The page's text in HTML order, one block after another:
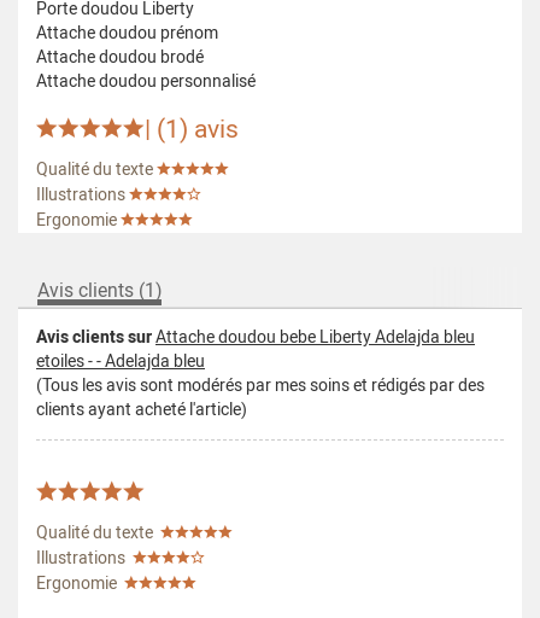
Porte doudou Liberty
Attache doudou prénom
Attache doudou brodé
Attache doudou personnalisé
| (1) avis
Qualité du texte
Illustrations
Ergonomie
Avis clients (1)
Avis clients surAttache doudou bebe Liberty Adelajda bleu
etoiles - - Adelajda bleu
(Tous les avis sont modérés par mes soins et rédigés par des
clients ayant acheté l'article)
Qualité du texte
Illustrations
Ergonomie